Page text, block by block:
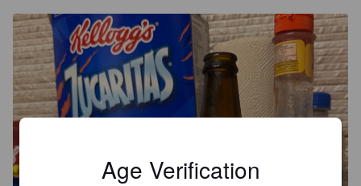
Age Verification